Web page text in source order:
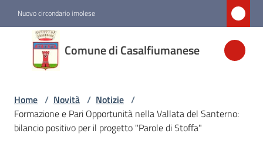
Nuovo circondario imolese
Comune di Casalfiumanese
Comune di
Casalfiumanese
Amministrazione
Home / Novità / Notizie /
Formazione e Pari Opportunità nella Vallata del Santerno:
bilancio positivo per il progetto "Parole di Stoffa"